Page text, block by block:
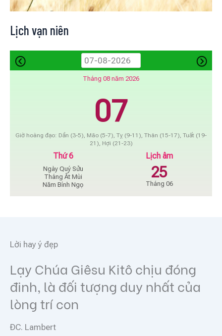
Lịch vạn niên
Tháng 08 năm 2026
07
Giờ hoàng đạo: Dần (3-5), Mão (5-7), Tỵ (9-11), Thân (15-17), Tuất (19-
21), Hợi (21-23)
Thứ 6
Ngày Quý Sửu
Tháng Ất Mùi
Năm Bính Ngọ
Lịch âm
25
Tháng 06
Lời hay ý đẹp
Lạy Chúa Giêsu Kitô chịu đóng
đinh, là đối tượng duy nhất của
lòng trí con
ĐC. Lambert